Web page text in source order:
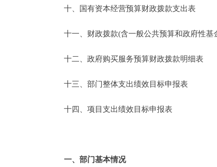
十、国有资本经营预算财政拨款支出表
十一、财政拨款(含一般公共预算和政府性基
十二、政府购买服务预算财政拨款明细表
十三、部门整体支出绩效目标申报表
十四、项目支出绩效目标申报表
一、部门基本情况